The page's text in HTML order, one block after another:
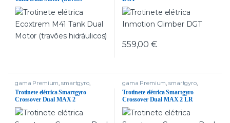
hidráulicos)
559,00€
gama Premium ,smartgyro,
Trotinetes com dois motores
Trotinete elétrica Smartgyro
Crossover Dual MAX 2
gama Premium ,smartgyro,
Trotinetes com dois motores,
Trotinetes delivery
Trotinete elétrica Smartgyro
Crossover Dual MAX 2 LR